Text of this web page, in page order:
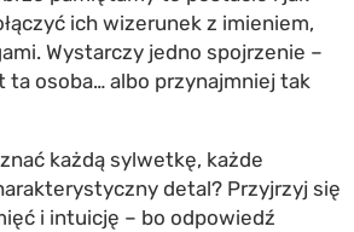
ich wizerunek z imieniem,
Wystarczy jedno spojrzenie –
ta osoba… albo przynajmniej tak
każdą sylwetkę, każde
detal? Przyjrzyj się
i intuicję – bo odpowiedź